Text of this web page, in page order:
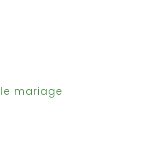
mariage